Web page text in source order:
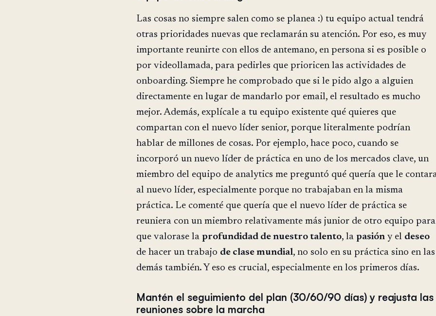
Las cosas no siempre salen como se planea :) tu equipo actual tendrá
otras prioridades nuevas que reclamarán su atención. Por eso, es muy
importante reunirte con ellos de antemano, en persona si es posible o
por videollamada, para pedirles que prioricen las actividades de
onboarding. Siempre he comprobado que si le pido algo a alguien
directamente en lugar de mandarlo por email, el resultado es mucho
mejor. Además, explícale a tu equipo existente qué quieres que
compartan con el nuevo líder senior, porque literalmente podrían
hablar de millones de cosas. Por ejemplo, hace poco, cuando se
incorporó un nuevo líder de práctica en uno de los mercados clave, un
miembro del equipo de analytics me preguntó qué quería que le
al nuevo líder, especialmente porque no trabajaban en la misma
práctica. Le comenté que quería que el nuevo líder de práctica se
reuniera con un miembro relativamente más junior de otro equipo para
que valorase la profundidad de nuestro talento, la pasión y el deseo
de hacer un trabajo de clase mundial, no solo en su práctica sino en las
demás también. Y eso es crucial, especialmente en los primeros días.
Mantén el seguimiento del plan (30/60/90 días) y reajusta las
reuniones sobre la marcha